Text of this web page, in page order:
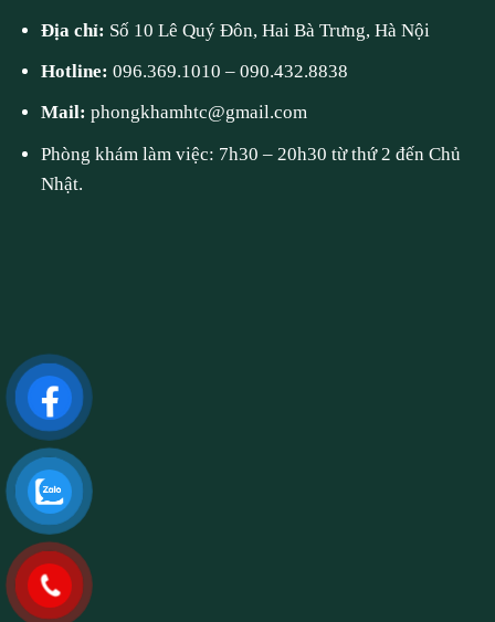
Địa chỉ: Số 10 Lê Quý Đôn, Hai Bà Trưng, Hà Nội
Hotline:096.369.1010 –090.432.8838
Mail:phongkhamhtc@gmail.com
Phòng khám làm việc: 7h30 – 20h30 từ thứ 2 đến Chủ
Nhật.